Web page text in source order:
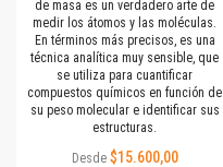
de masa es un verdadero arte de
medir los átomos y las moléculas.
En términos más precisos, es una
técnica analítica muy sensible, que
se utiliza para cuantificar
compuestos químicos en función de
su peso molecular e identificar sus
estructuras.
Desde $15.600,00